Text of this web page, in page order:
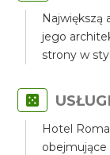
Największą
jego
strony w
Hotel
obejmujące